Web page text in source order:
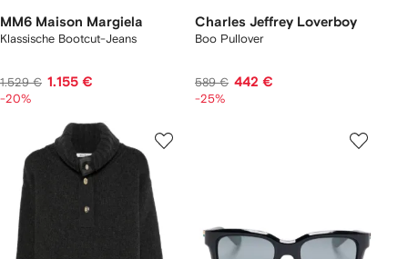
MM6 Maison Margiela
Klassische Bootcut-Jeans
1.529 € 1.155 €
-20%
Charles Jeffrey Loverboy
Boo Pullover
589 € 442 €
-25%